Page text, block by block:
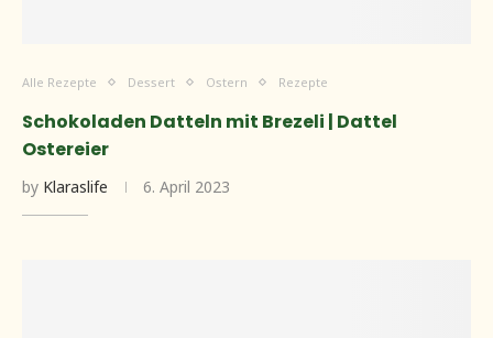
Alle Rezepte Dessert Ostern Rezepte
Schokoladen Datteln mit Brezeli | Dattel
Ostereier
by Klaraslife 6. April 2023